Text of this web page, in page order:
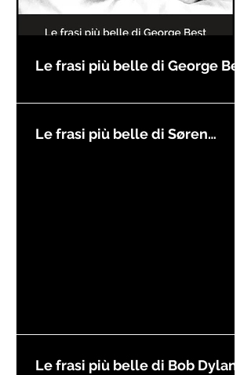
Le frasi più belle di George Best
Le frasi più belle di Søren
Le frasi più belle di Bob Dylan